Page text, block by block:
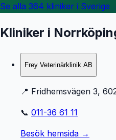
Se alla 364 kliniker i Sverige
Kliniker i
Frey Veterinärklinik AB
📍 Fridhemsvägen 3,
📞 011-36 61 11
Besök hemsida →